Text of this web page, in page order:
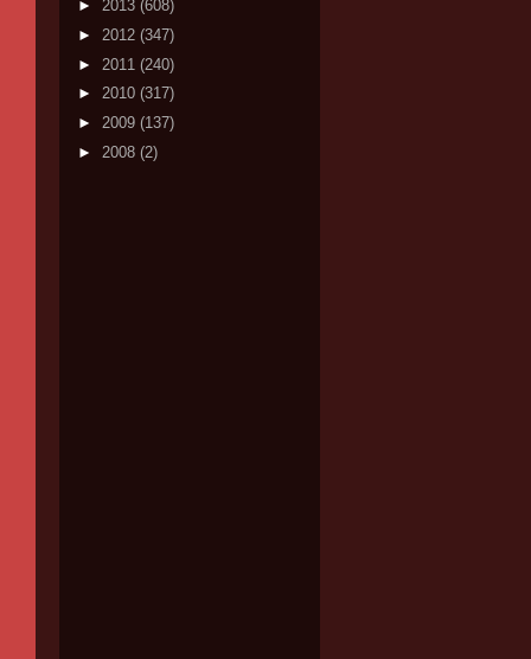
► 2013 (608)
► 2012 (347)
► 2011 (240)
► 2010 (317)
► 2009 (137)
► 2008 (2)